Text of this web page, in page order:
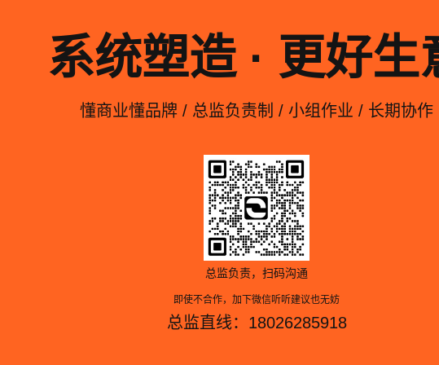
系统塑造 · 更好生
懂商业懂品牌 / 总监负责制 / 小组作业 / 长期协作
总监负责，扫码沟通
即使不合作，加下微信听听建议也无妨
总监直线：18026285918